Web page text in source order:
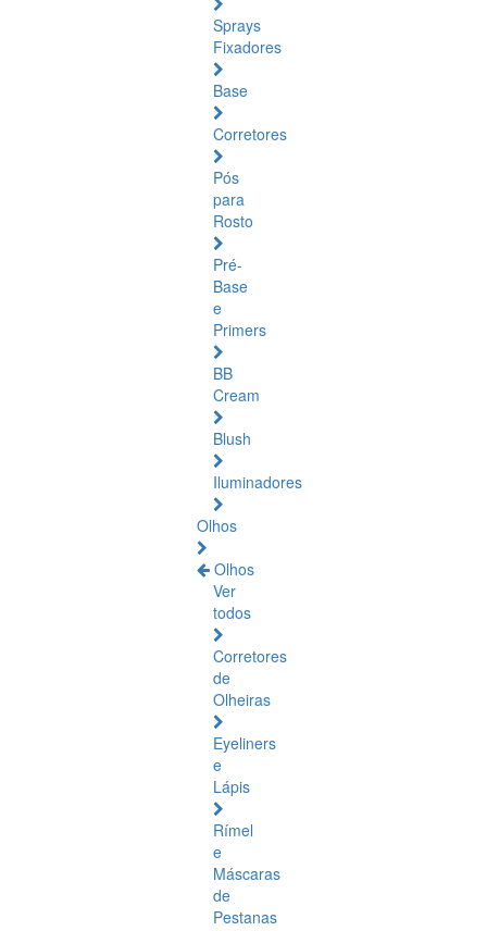
Sprays
Fixadores
Base
Corretores
Pós
para
Rosto
Pré-
Base
e
Primers
BB
Cream
Blush
Iluminadores
Olhos
Olhos
Ver
todos
Corretores
de
Olheiras
Eyeliners
e
Lápis
Rímel
e
Máscaras
de
Pestanas